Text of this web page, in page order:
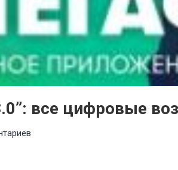
все цифровые